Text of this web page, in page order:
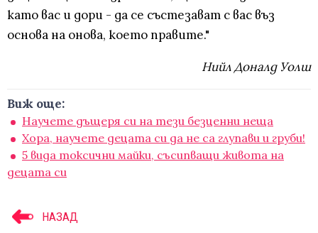
като вас и дори - да се състезават с вас въз
основа на онова, което правите."
Нийл Доналд Уолш
Виж още:
Научете дъщеря си на тези безценни неща
Хора, научете децата си да не са глупави и груби!
5 вида токсични майки, съсипващи живота на
децата си
НАЗАД